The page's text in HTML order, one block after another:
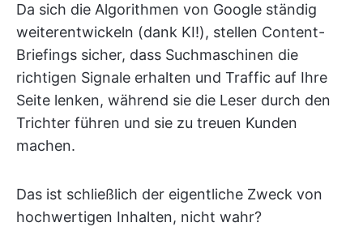
Da sich die Algorithmen von Google ständig
weiterentwickeln (dank KI!), stellen Content-
Briefings sicher, dass Suchmaschinen die
richtigen Signale erhalten und Traffic auf Ihre
Seite lenken, während sie die Leser durch den
Trichter führen und sie zu treuen Kunden
machen.
Das ist schließlich der eigentliche Zweck von
hochwertigen Inhalten, nicht wahr?